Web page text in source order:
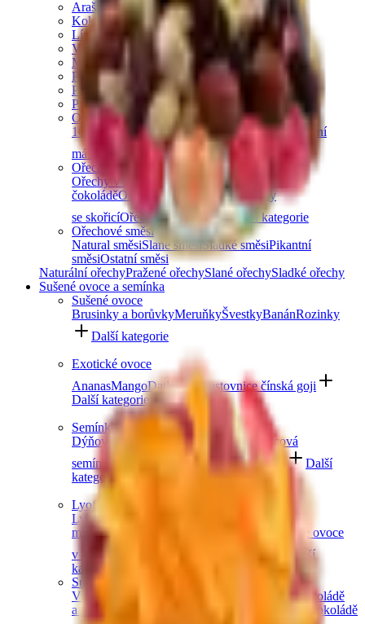
Arašídy
Kokosové ořechy
Lískové ořechy
Vlašské ořechy
Makadamové ořechy
Para ořechy
Pekanové ořechy
Píniové oříšky
Ořechová másla
100% ořechová
S čokoládou Slaný karamel
Ostatní
másla a pasty
Další kategorie
Ořechy v čokoládě
Ořechy v hořké čokoládě
Ořechy v mléčné
čokoláděOřechy v bílé čokoláděOřechy
se skořicíOřechy v tiramisu
Další kategorie
Ořechové směsi
Natural směsiSlané směsiSladké směsiPikantní
směsiOstatní směsi
Naturální ořechyPražené ořechySlané ořechySladké ořechy
Sušené ovoce a semínka
Sušené ovoce
Brusinky a borůvkyMeruňkyŠvestkyBanánRozinky
Další kategorie
Exotické ovoce
AnanasMangoDatleFíkyKustovnice čínská goji
Další kategorie
Semínka
Dýňová semínka
Chia semínka
Slunečnicová
semínka
Konopná semínka
Další
kategorie
Lyofilizované ovoce
Lyofilizované jahody
malinyLyofilizovaný mix ovoce
Lyofilizované ovoce
v čokoládě
Ostatní lyofilizované ovoce
Další
kategorie
Sušené ovoce v čokoládě
V hořké čokoládě
V bílé čokoládě
a jogurtu
Jablečné trubičky máčené v čokoládě